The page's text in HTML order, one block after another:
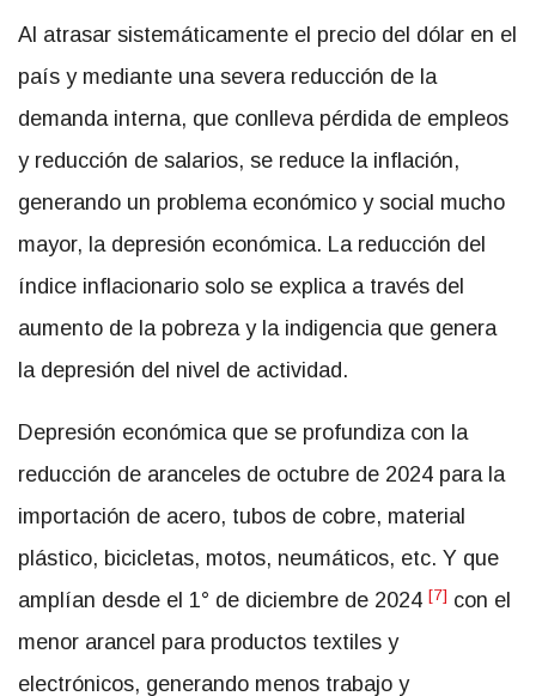
Al atrasar sistemáticamente el precio del dólar en el
país y mediante una severa reducción de la
demanda interna, que conlleva pérdida de empleos
y reducción de salarios, se reduce la inflación,
generando un problema económico y social mucho
mayor, la depresión económica. La reducción del
índice inflacionario solo se explica a través del
aumento de la pobreza y la indigencia que genera
la depresión del nivel de actividad.
Depresión económica que se profundiza con la
reducción de aranceles de octubre de 2024 para la
importación de acero, tubos de cobre, material
plástico, bicicletas, motos, neumáticos, etc. Y que
amplían desde el 1° de diciembre de 2024 [7] con el
menor arancel para productos textiles y
electrónicos, generando menos trabajo y